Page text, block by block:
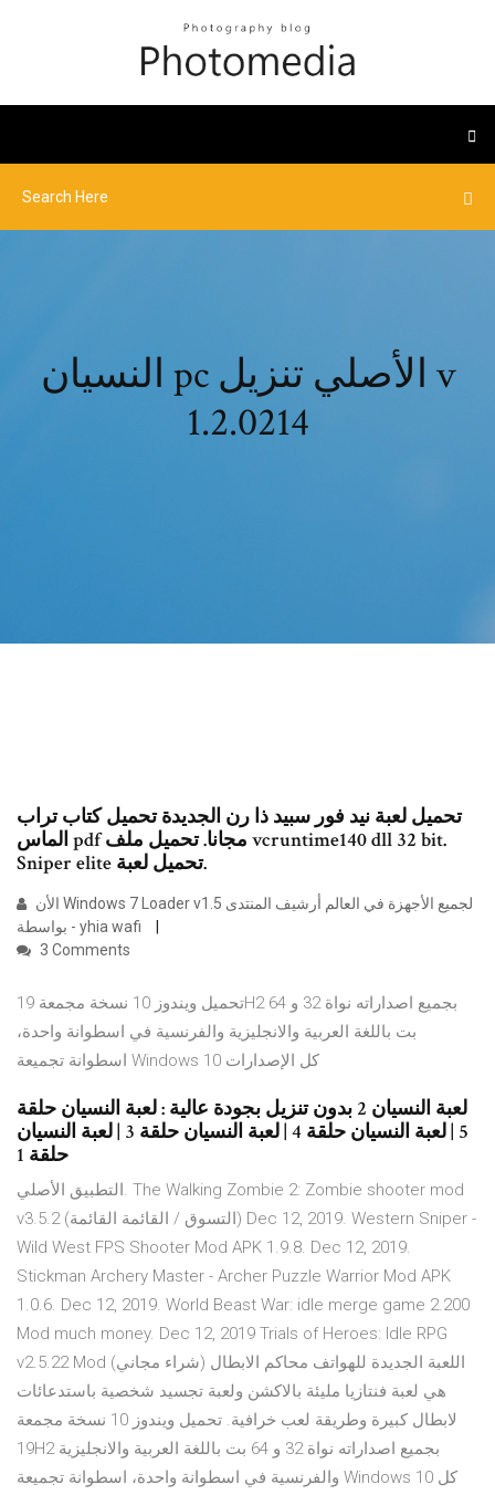
النسيان pc الأصلي تنزيل v
1.2.0214
تحميل لعبة نيد فور سبيد ذا رن الجديدة تحميل كتاب تراب
الماس pdf مجانا. تحميل ملف vcruntime140 dll 32 bit.
Sniper elite تحميل لعبة.
- بواسطة yhia wafi
3 Comments
تحميل ويندوز 10 نسخة مجمعة 19H2 بجميع اصداراته نواة 32 و 64
بت باللغة العربية والانجليزية والفرنسية في اسطوانة واحدة،
اسطوانة تجميعة Windows 10 كل الإصدارات
لعبة النسيان 2 بدون تنزيل بجودة عالية : لعبة النسيان حلقة
5 | لعبة النسيان حلقة 4 | لعبة النسيان حلقة 3 | لعبة النسيان
حلقة 1
التطبيق الأصلي. The Walking Zombie 2: Zombie shooter mod
v3.5.2 (التسوق / القائمة القائمة) Dec 12, 2019. Western Sniper -
Wild West FPS Shooter Mod APK 1.9.8. Dec 12, 2019.
Stickman Archery Master - Archer Puzzle Warrior Mod APK
1.0.6. Dec 12, 2019. World Beast War: idle merge game 2.200
Mod much money. Dec 12, 2019 Trials of Heroes: Idle RPG
v2.5.22 Mod (شراء مجاني) اللعبة الجديدة للهواتف محاكم الابطال
هي لعبة فنتازيا مليئة بالاكشن ولعبة تجسيد شخصية باستدعائات
لابطال كبيرة وطريقة لعب خرافية. تحميل ويندوز 10 نسخة مجمعة
19H2 بجميع اصداراته نواة 32 و 64 بت باللغة العربية والانجليزية
والفرنسية في اسطوانة واحدة، اسطوانة تجميعة Windows 10 كل